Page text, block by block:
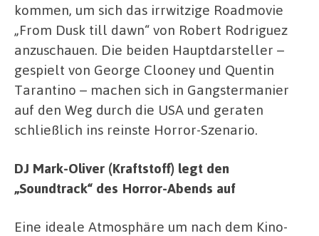
kommen, um sich das irrwitzige Roadmovie
„From Dusk till dawn“ von Robert Rodriguez
anzuschauen. Die beiden Hauptdarsteller –
gespielt von George Clooney und Quentin
Tarantino – machen sich in Gangstermanier
auf den Weg durch die USA und geraten
schließlich ins reinste Horror-Szenario.
DJ Mark-Oliver (Kraftstoff) legt den
„Soundtrack“ des Horror-Abends auf
Eine ideale Atmosphäre um nach dem Kino-